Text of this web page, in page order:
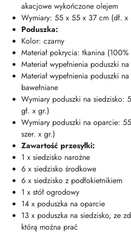
akacjowe wykończone olejem
Wymiary: 55 x 55 x 37 cm (dł. x
Poduszka:
Kolor: czarny
Materiał pokrycia: tkanina
Materiał wypełnienia poduszki
Materiał wypełnienia poduszki
bawełniane
Wymiary poduszki na siedzisko:
gł. x gr.)
Wymiary poduszki na oparcie:
szer. x gr.)
Zawartość przesyłki:
1 x siedzisko narożne
6 x siedzisko środkowe
6 x siedzisko z podłokietnikiem
1 x stół ogrodowy
14 x poduszka na oparcie
13 x poduszka na siedzisko, ze
którą można prać